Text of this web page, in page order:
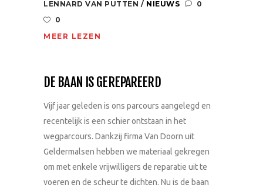
LENNARD VAN PUTTEN
NIEUWS
0
0
MEER LEZEN
DE BAAN IS GEREPAREERD
Vijf jaar geleden is ons parcours aangelegd en
recentelijk is een schier ontstaan in het
wegparcours. Dankzij firma Van Doorn uit
Geldermalsen hebben we materiaal gekregen
om met enkele vrijwilligers de reparatie uit te
voeren en de scheur te dichten. Nu is de baan